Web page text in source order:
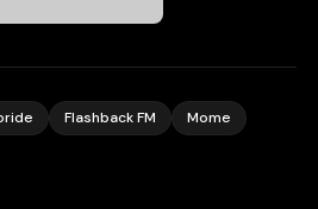
Flashback FM
Mome